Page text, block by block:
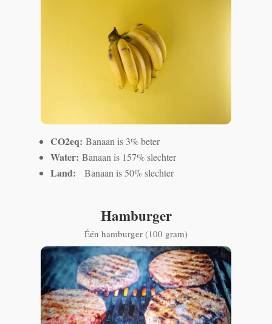
CO2eq:Banaan is 3% beter
Water:Banaan is 157% slechter
Land:Banaan is 50% slechter
Hamburger
Één hamburger (100 gram)